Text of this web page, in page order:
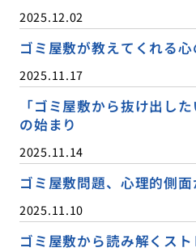
2025.12.02
ゴミ屋敷が教えてくれる
2025.11.17
「ゴミ屋敷から抜け出し
の始まり
2025.11.14
ゴミ屋敷問題、心理的側
2025.11.10
ゴミ屋敷から読み解くス